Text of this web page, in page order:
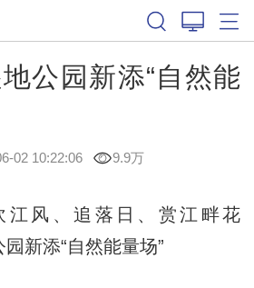
公园新添“自然能
02 10:22:06 9.9万
风、追落日、赏江畔花
新添“自然能量场”